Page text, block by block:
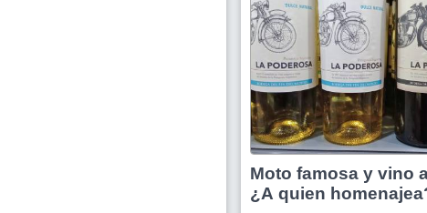
Moto famosa y vino
¿A quien